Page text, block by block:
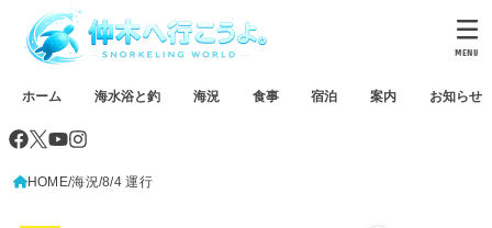
ホーム 海水浴と釣 海況 食事 宿泊 案内 お知らせ
MENU
HOME 海況 8/4 運行